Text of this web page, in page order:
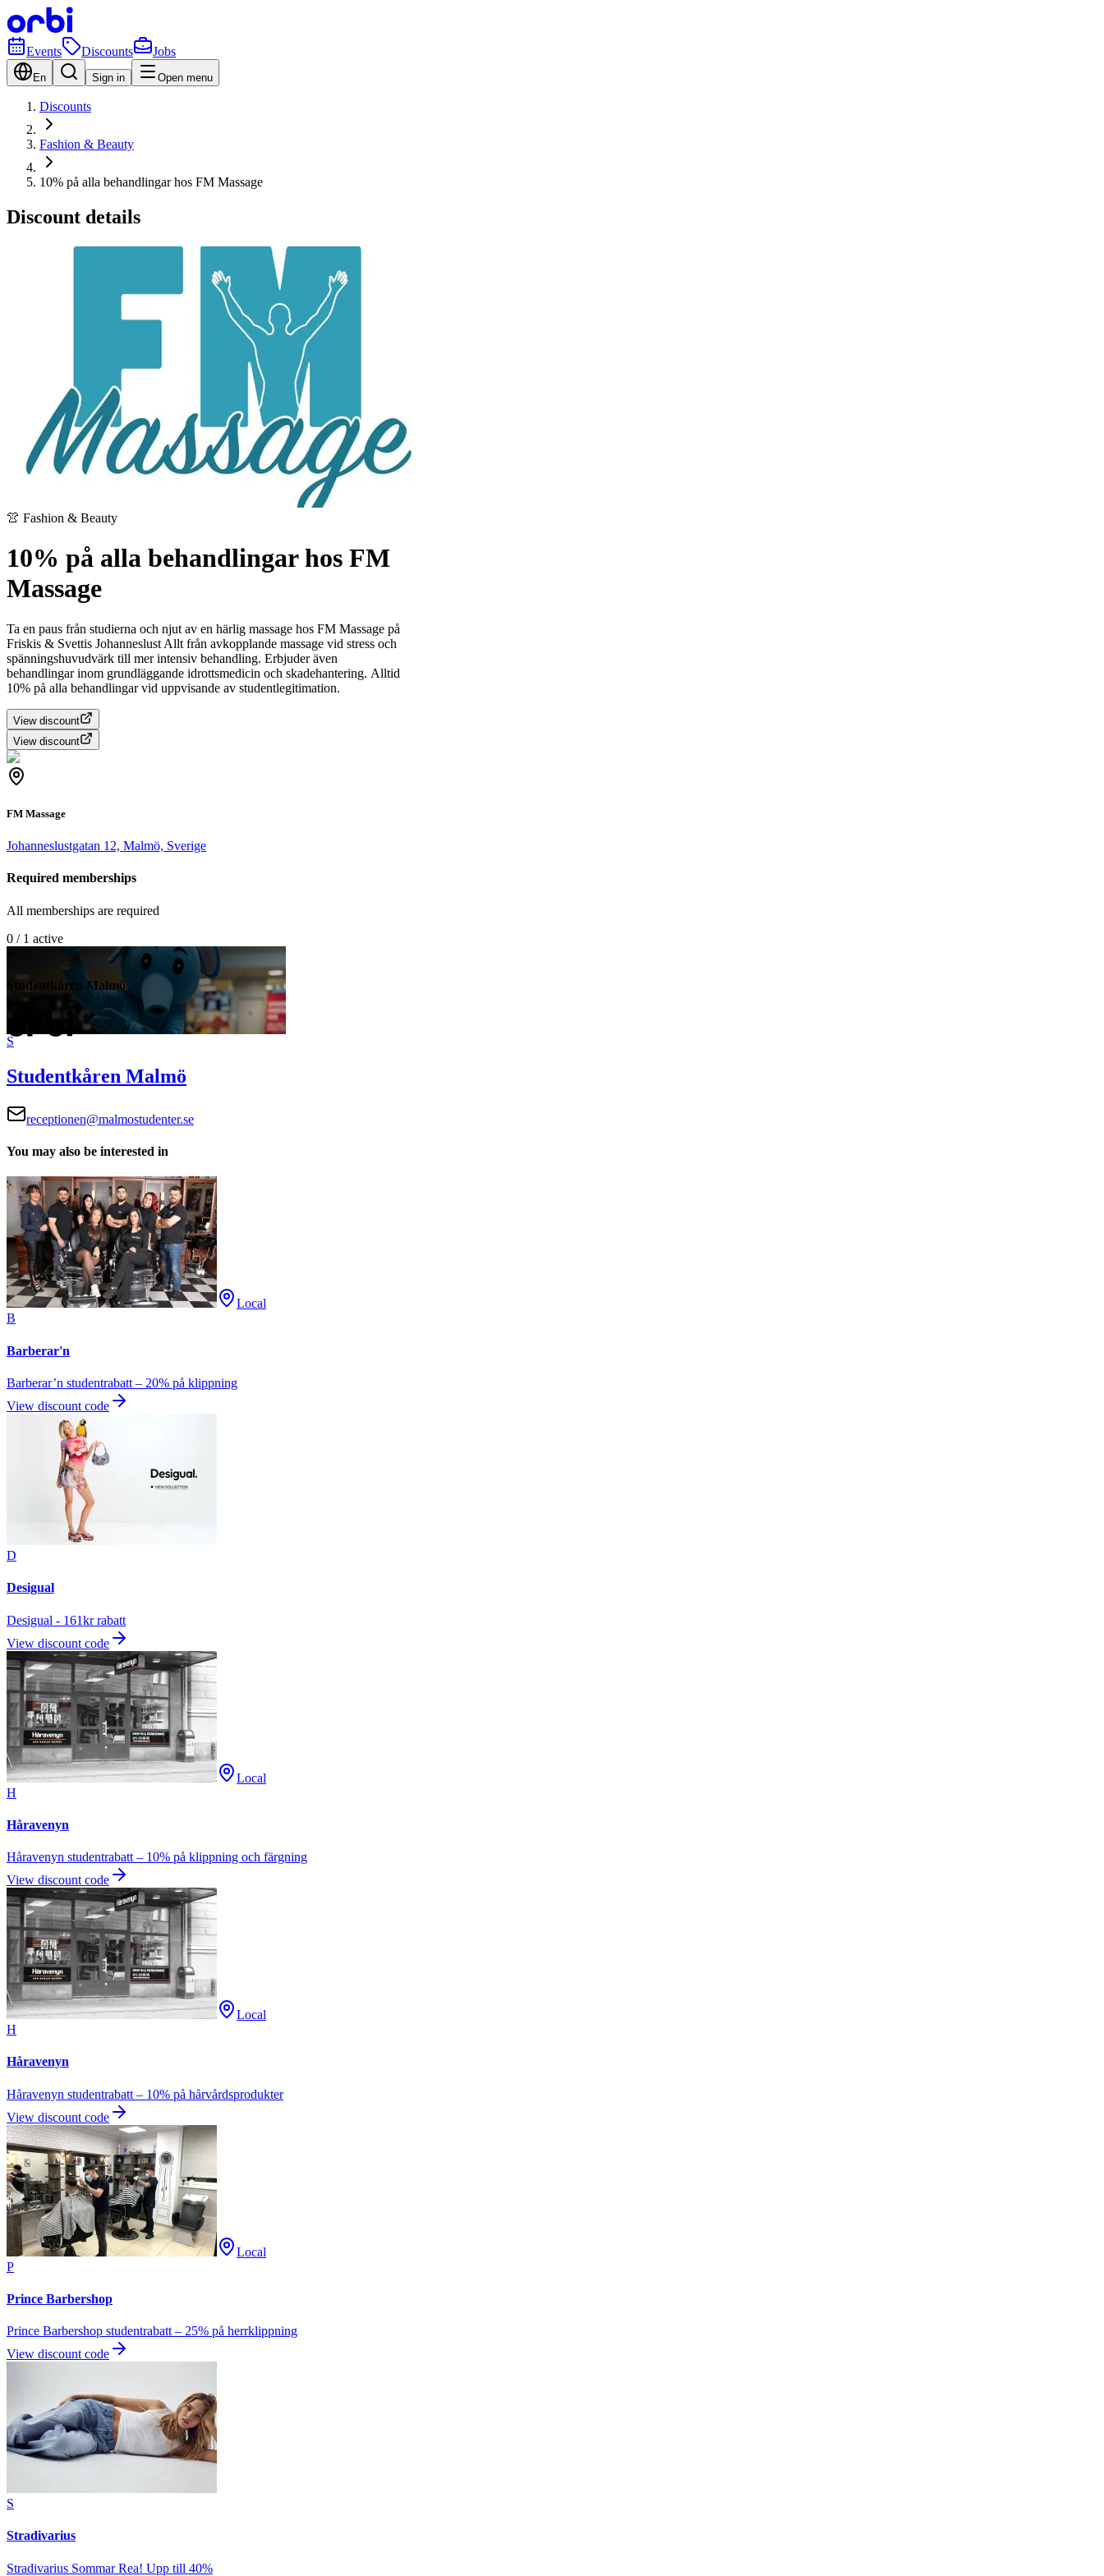
Events Discounts Jobs
En Sign in Open menu
Discounts
Fashion & Beauty
10% på alla behandlingar hos FM Massage
Discount details
👚 Fashion & Beauty
10% på alla behandlingar hos FM
Massage
Ta en paus från studierna och njut av en härlig massage hos FM Massage på
Friskis & Svettis Johanneslust Allt från avkopplande massage vid stress och
spänningshuvudvärk till mer intensiv behandling. Erbjuder även
behandlingar inom grundläggande idrottsmedicin och skadehantering. Alltid
10% på alla behandlingar vid uppvisande av studentlegitimation.
View discount
View discount
FM Massage
Johanneslustgatan 12, Malmö, Sverige
Required memberships
All memberships are required
0 / 1 active
Studentkåren Malmö
S
Studentkåren Malmö
receptionen@malmostudenter.se
You may also be interested in
Local
B
Barberar'n
Barberar’n studentrabatt – 20% på klippning
View discount code
D
Desigual
Desigual - 161kr rabatt
View discount code
Local
H
Håravenyn
Håravenyn studentrabatt – 10% på klippning och färgning
View discount code
Local
H
Håravenyn
Håravenyn studentrabatt – 10% på hårvårdsprodukter
View discount code
Local
P
Prince Barbershop
Prince Barbershop studentrabatt – 25% på herrklippning
View discount code
S
Stradivarius
Stradivarius Sommar Rea! Upp till 40%